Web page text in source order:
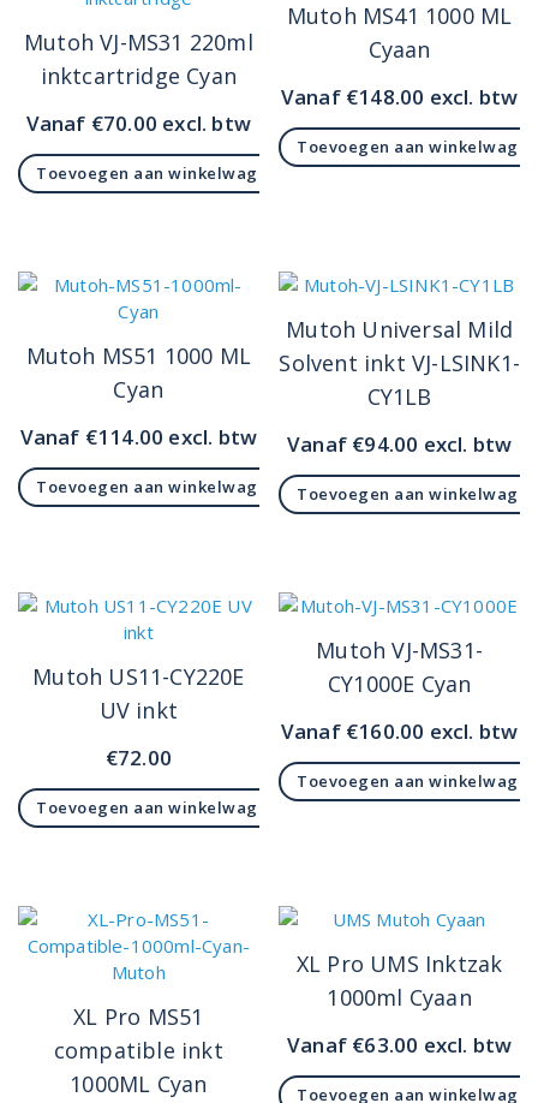
Mutoh VJ-MS31 220ml
inktcartridge Cyan
Vanaf €70.00 excl. btw
Toevoegen aan winkelwagen
Mutoh MS41 1000 ML
Cyaan
Vanaf €148.00 excl. btw
Toevoegen aan winkelwagen
Mutoh MS51 1000 ML
Cyan
Vanaf €114.00 excl. btw
Toevoegen aan winkelwagen
Mutoh Universal Mild
Solvent inkt VJ-LSINK1-
CY1LB
Vanaf €94.00 excl. btw
Toevoegen aan winkelwagen
Mutoh US11-CY220E
UV inkt
€72.00
Toevoegen aan winkelwagen
Mutoh VJ-MS31-
CY1000E Cyan
Vanaf €160.00 excl. btw
Toevoegen aan winkelwagen
XL Pro MS51
compatible inkt
1000ML Cyan
XL Pro UMS Inktzak
1000ml Cyaan
Vanaf €63.00 excl. btw
Toevoegen aan winkelwagen